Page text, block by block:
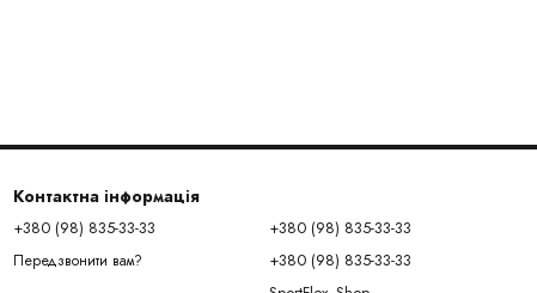
Контактна інформація
+380 (98) 835-33-33
Передзвонити вам?
+380 (98) 835-33-33
+380 (98) 835-33-33